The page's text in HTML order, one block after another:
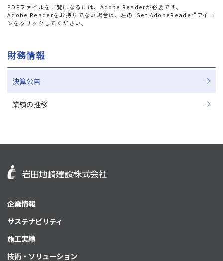
PDFファイルをご覧になるには、Adobe Readerが必要です。
Adobe Readerをお持ちでない場合は、左の"Get AdobeReader"アイコ
ンをクリックしてください。
財務情報
決算公告
業績の推移
企業情報
サステナビリティ
施工実績
技術・ソリューション